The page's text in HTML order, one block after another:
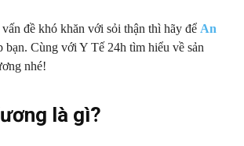
đề khó khăn với sỏi thận thì hãy để An
bạn. Cùng với Y Tế 24h tìm hiểu về sản
nhé!
là gì?